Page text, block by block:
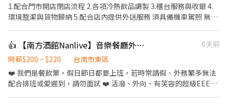
1.配合門市開店閉店流程 2.各項冷熱飲品調製 3.櫃台服務與收銀 4.
環境整潔與貨物歸納 5.配合店內提供外送服務 須具備機車駕照 無相
👍 【南方酒館Nanlive】音樂餐廳外場送餐人員｜超高獎金制度
6天前
時薪$200 ~ $220
台南市東區
❤️ 我們是餐飲業，假日節日都要上班，若時常請假、外務繁多無法
配合排班或愛遲到，請勿面試 ❤️ 活潑、外向、有笑容的超級EEEE